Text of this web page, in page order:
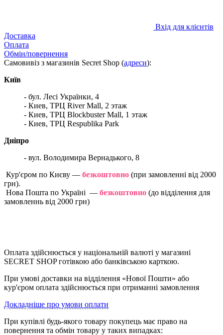
Вхід для клієнтів
Доставка
Оплата
Обмін/повернення
Самовивіз з магазинів Secret Shop (адреси):
Київ
- бул. Лесі Українки, 4
- Киев, ТРЦ River Mall, 2 этаж
- Киев, ТРЦ Blockbuster Mall, 1 этаж
- Киев, ТРЦ Respublika Park
Дніпро
- вул. Володимира Вернадького, 8
Кур'єром по Києву — безкоштовно (при замовленні від 2000
грн).
Нова Пошта по Україні — безкоштовно (до відділення для
замовленнь від 2000 грн)
Оплата здійснюється у національній валюті у магазині
SECRET SHOP готівкою або банківською карткою.
При умові доставки на відділення «Нової Пошти» або
кур'єром оплата здійснюється при отриманні замовлення
Докладніше про умови оплати
При купівлі будь-якого товару покупець має право на
повернення та обмін товару у таких випадках: